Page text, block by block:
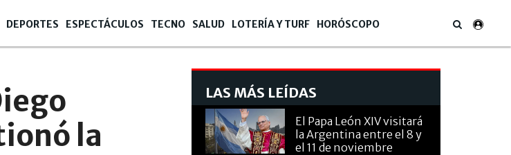
DEPORTES ESPECTÁCULOS TECNO SALUD LOTERÍA Y TURF HORÓSCOPO
la
LAS MÁS LEÍDAS
El Papa León XIV visitará
la Argentina entre el 8 y
el 11 de noviembre